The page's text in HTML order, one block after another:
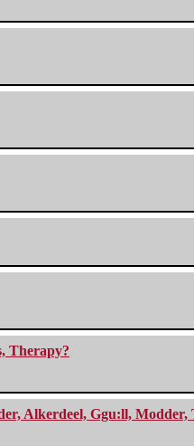
Therapy?
Alkerdeel, Ggu:ll, Modder,